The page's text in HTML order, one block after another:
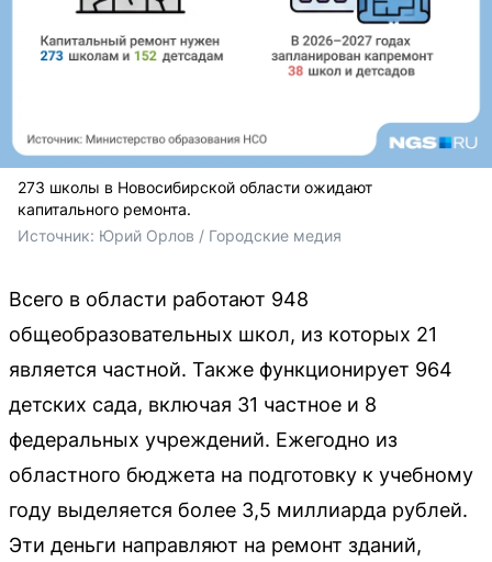
273 школы в Новосибирской области ожидают
капитального ремонта.
Источник: Юрий Орлов / Городские медия
Всего в области работают 948
общеобразовательных школ, из которых 21
является частной. Также функционирует 964
детских сада, включая 31 частное и 8
федеральных учреждений. Ежегодно из
областного бюджета на подготовку к учебному
году выделяется более 3,5 миллиарда рублей.
Эти деньги направляют на ремонт зданий,